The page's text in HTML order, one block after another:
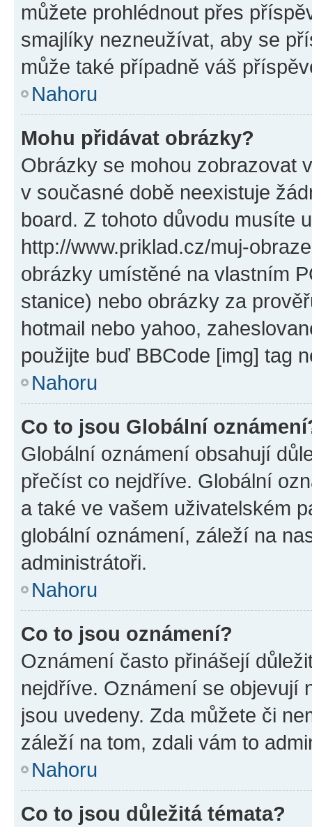
můžete prohlédnout přes
smajlíky nezneužívat, aby se
může také případně váš
Nahoru
Mohu přidávat obrázky?
Obrázky se mohou zobrazovat
v současné době neexistuje
board. Z tohoto důvodu musíte
http://www.priklad.cz/muj-
obrázky umístěné na vlastním
stanice) nebo obrázky za
hotmail nebo yahoo,
použijte buď BBCode [img] tag
Nahoru
Co to jsou Globální
Globální oznámení obsahují
přečíst co nejdříve. Globální
a také ve vašem uživatelském
globální oznámení, záleží na
administrátoři.
Nahoru
Co to jsou oznámení?
Oznámení často přinášejí
nejdříve. Oznámení se objevují
jsou uvedeny. Zda můžete či
záleží na tom, zdali vám to
Nahoru
Co to jsou důležitá témata?